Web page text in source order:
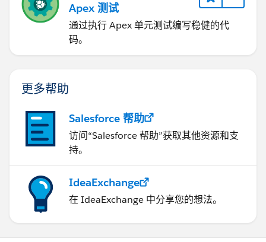
Apex 测试
通过执行 Apex 单元测试编写稳健的代
码。
更多帮助
Salesforce 帮助
访问“Salesforce 帮助”获取其他资源和支
持。
IdeaExchange
在 IdeaExchange 中分享您的想法。